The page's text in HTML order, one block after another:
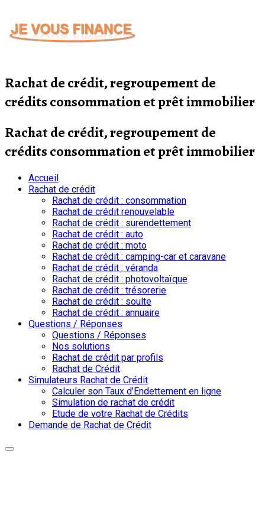
contenu
Rachat de crédit, regroupement de
crédits consommation et prêt immobilier
Rachat de crédit, regroupement de
crédits consommation et prêt immobilier
Accueil
Rachat de crédit
Rachat de crédit : consommation
Rachat de crédit renouvelable
Rachat de crédit : surendettement
Rachat de crédit : auto
Rachat de crédit : moto
Rachat de crédit : camping-car et caravane
Rachat de crédit : véranda
Rachat de crédit : photovoltaïque
Rachat de crédit : trésorerie
Rachat de crédit : soulte
Rachat de crédit : annuaire
Questions / Réponses
Questions / Réponses
Nos solutions
Rachat de crédit par profils
Rachat de Crédit
Simulateurs Rachat de Crédit
Calculer son Taux d’Endettement en ligne
Simulation de rachat de crédit
Etude de votre Rachat de Crédits
Demande de Rachat de Crédit